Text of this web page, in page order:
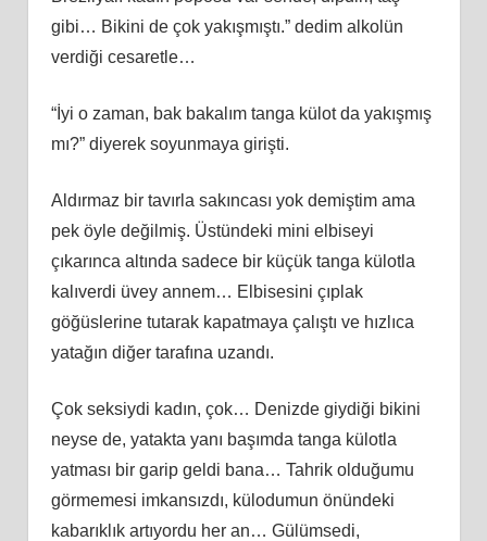
gibi… Bikini de çok yakışmıştı.” dedim alkolün
verdiği cesaretle…
“İyi o zaman, bak bakalım tanga külot da yakışmış
mı?” diyerek soyunmaya girişti.
Aldırmaz bir tavırla sakıncası yok demiştim ama
pek öyle değilmiş. Üstündeki mini elbiseyi
çıkarınca altında sadece bir küçük tanga külotla
kalıverdi üvey annem… Elbisesini çıplak
göğüslerine tutarak kapatmaya çalıştı ve hızlıca
yatağın diğer tarafına uzandı.
Çok seksiydi kadın, çok… Denizde giydiği bikini
neyse de, yatakta yanı başımda tanga külotla
yatması bir garip geldi bana… Tahrik olduğumu
görmemesi imkansızdı, külodumun önündeki
kabarıklık artıyordu her an… Gülümsedi,